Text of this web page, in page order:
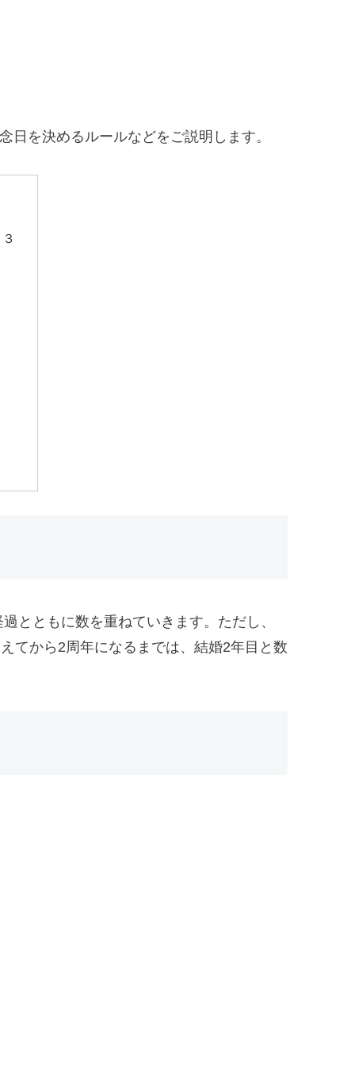
を決めるルールなどをご説明します。
とともに数を重ねていきます。ただし、
てから2周年になるまでは、結婚2年目と数